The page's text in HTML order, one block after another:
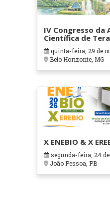
IV Congresso da
Científica de
em Contextos
Cuidados
quinta-feira, 29 de
Belo Horizonte, MG
X ENEBIO & X
segunda-feira, 24
João Pessoa, PB